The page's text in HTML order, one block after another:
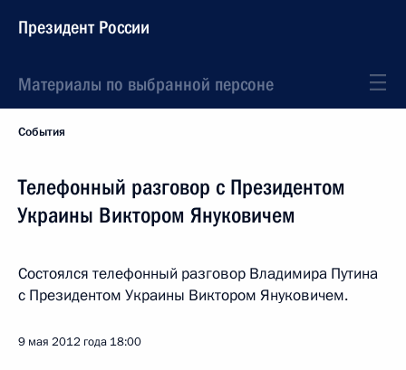
Президент России
Материалы по выбранной персоне
События
Телефонный разговор с Президентом
Украины Виктором Януковичем
Состоялся телефонный разговор Владимира Путина
с Президентом Украины Виктором Януковичем.
9 мая 2012 года 18:00